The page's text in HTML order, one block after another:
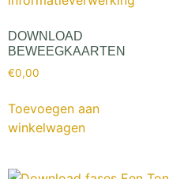
DOWNLOAD
BEWEEGKAARTEN
€0,00
Toevoegen aan
winkelwagen